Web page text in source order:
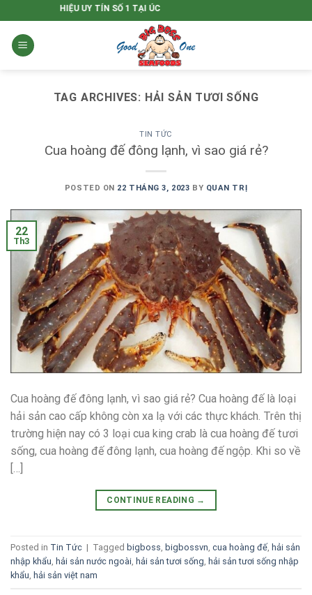
to
content
HIỆU UY TÍN SỐ 1 TẠI ÚC
TAG ARCHIVES: HẢI SẢN TƯƠI SỐNG
TIN TỨC
Cua hoàng đế đông lạnh, vì sao giá rẻ?
POSTED ON 22 THÁNG 3, 2023 BY QUAN TRỊ
22
Th3
Cua hoàng đế đông lạnh, vì sao giá rẻ? Cua hoàng đế là loại
hải sản cao cấp không còn xa lạ với các thực khách. Trên thị
trường hiện nay có 3 loại cua king crab là cua hoàng đế tươi
sống, cua hoàng đế đông lạnh, cua hoàng đế ngộp. Khi so về
[…]
CONTINUE READING →
Posted in Tin Tức | Tagged bigboss, bigbossvn, cua hoàng đế, hải sản
nhập khẩu, hải sản nước ngoài, hải sản tươi sống, hải sản tươi sống nhập
khẩu, hải sản việt nam